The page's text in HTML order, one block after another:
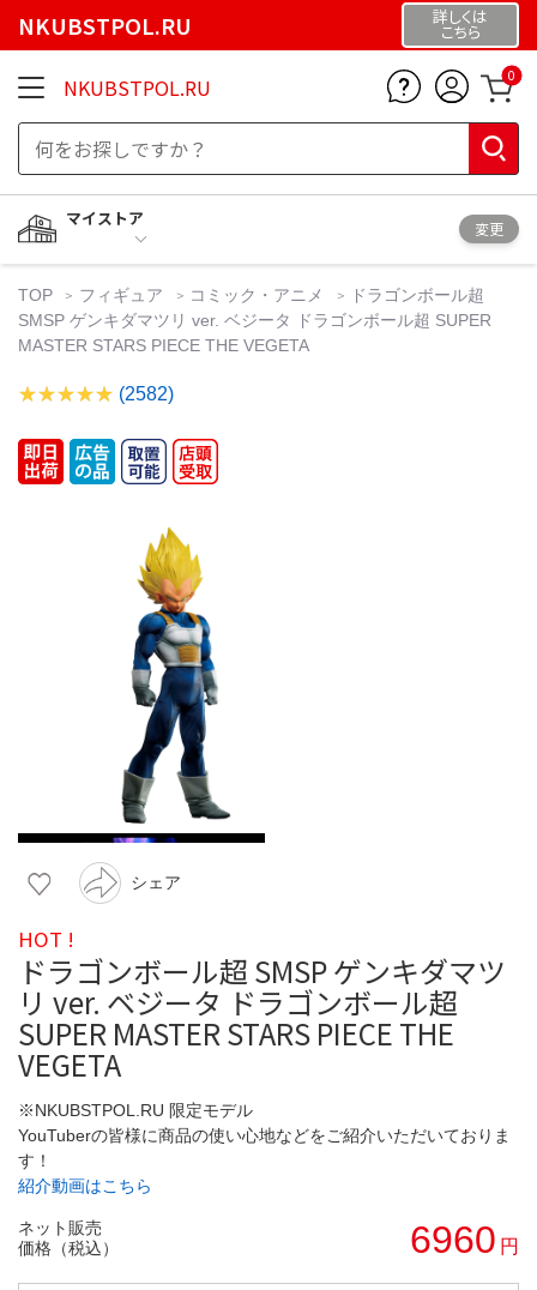
NKUBSTPOL.RU 詳しくは
こちら
NKUBSTPOL.RU 0
マイストア
変更
TOP フィギュア コミック・アニメ
ドラゴンボール超
SMSP ゲンキダマツリ ver. ベジータ ドラゴンボール超 SUPER
MASTER STARS PIECE THE VEGETA
(2582)
シェア
HOT !
ドラゴンボール超 SMSP ゲンキダマツ
リ ver. ベジータ ドラゴンボール超
SUPER MASTER STARS PIECE THE
VEGETA
※NKUBSTPOL.RU 限定モデル
YouTuberの皆様に商品の使い心地などをご紹介いただいておりま
す！
紹介動画はこちら
ネット販売
価格（税込）
6960 円